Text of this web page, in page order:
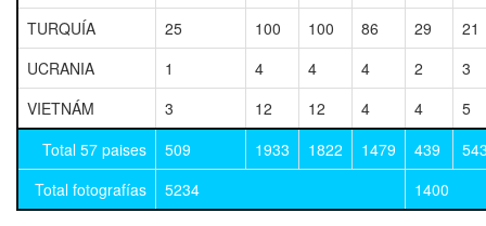
TURQUÍA
25 100 100 86 29
21
UCRANIA
1 4 4 4 2
3
VIETNÁM
3 12 12 4 4
5
Total 57 paises
509 1933 1822 1479 439
Total fotografías
5234 1400